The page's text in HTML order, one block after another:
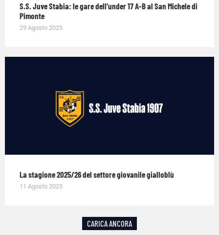
S.S. Juve Stabia: le gare dell’under 17 A-B al San Michele di
Pimonte
29 Agosto 2025
La stagione 2025/26 del settore giovanile gialloblù
11 Agosto 2025
CARICA ANCORA